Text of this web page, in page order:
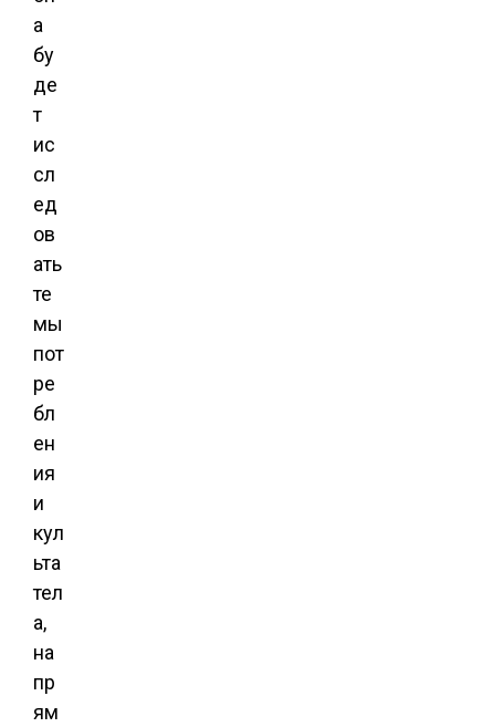
а
бу
де
т
ис
сл
ед
ов
ать
те
мы
пот
ре
бл
ен
ия
и
кул
ьта
тел
а,
на
пр
ям